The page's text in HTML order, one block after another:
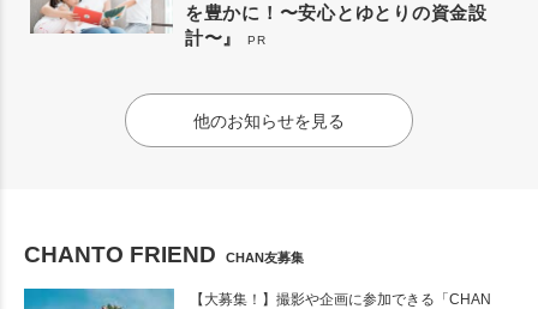
を豊かに！〜安心とゆとりの資金設
計〜』
PR
他のお知らせを見る
CHANTO FRIEND CHAN友募集
【大募集！】撮影や企画に参加できる「CHAN